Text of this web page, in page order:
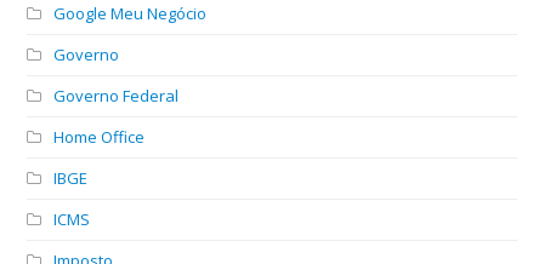
Google Meu Negócio
Governo
Governo Federal
Home Office
IBGE
ICMS